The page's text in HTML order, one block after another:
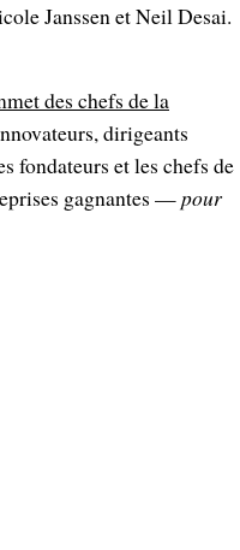
Janssen et Neil Desai.
des chefs de la
dirigeants
fondateurs et les chefs de
gagnantes —pour